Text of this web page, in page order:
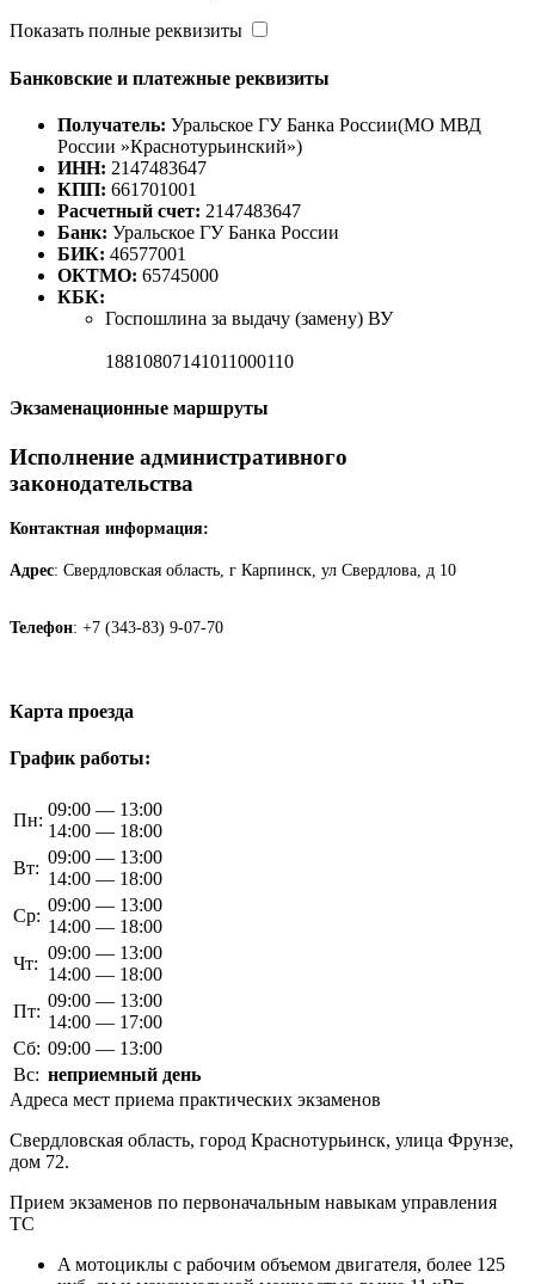
Показать полные реквизиты
Банковские и платежные реквизиты
Получатель: Уральское ГУ Банка России(МО МВД
России »Краснотурьинский»)
ИНН: 2147483647
КПП: 661701001
Расчетный счет: 2147483647
Банк: Уральское ГУ Банка России
БИК: 46577001
ОКТМО: 65745000
КБК:
Госпошлина за выдачу (замену) ВУ
18810807141011000110
Экзаменационные маршруты
Исполнение административного
законодательства
Контактная информация:
Адрес: Свердловская область, г Карпинск, ул Свердлова, д 10
Телефон: +7 (343-83) 9-07-70
Карта проезда
График работы:
Пн:
09:00 — 13:00
14:00 — 18:00
Вт:
09:00 — 13:00
14:00 — 18:00
Ср:
09:00 — 13:00
14:00 — 18:00
Чт:
09:00 — 13:00
14:00 — 18:00
Пт:
09:00 — 13:00
14:00 — 17:00
Сб: 09:00 — 13:00
Вс: неприемный день
Адреса мест приема практических экзаменов
Свердловская область, город Краснотурьинск, улица Фрунзе,
дом 72.
Прием экзаменов по первоначальным навыкам управления
ТС
A мотоциклы с рабочим объемом двигателя, более 125